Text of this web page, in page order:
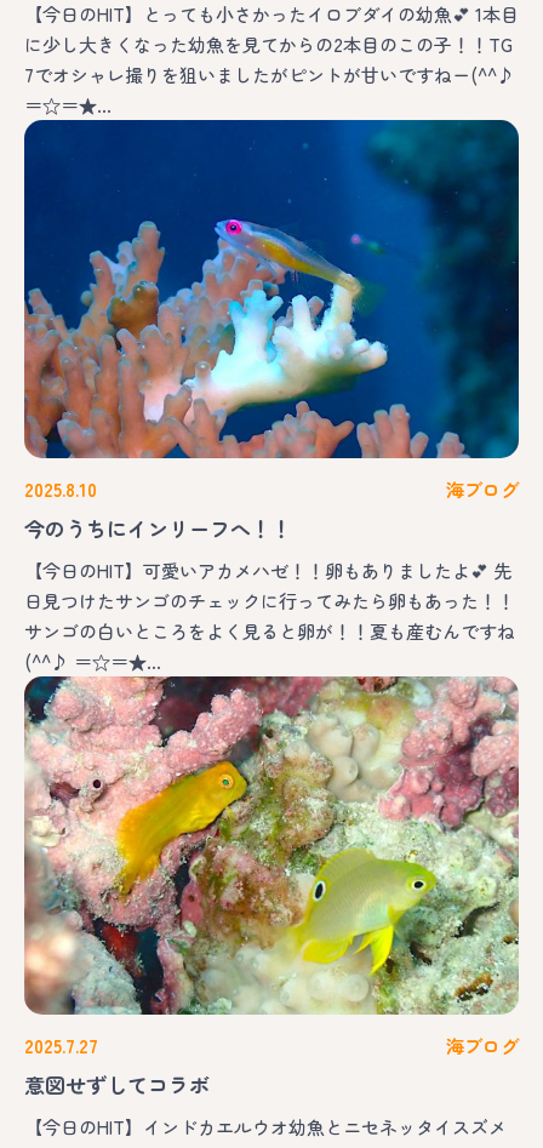
【今日のHIT】とっても小さかったイロブダイの幼魚💕 1本目
に少し大きくなった幼魚を見てからの2本目のこの子！！TG
7でオシャレ撮りを狙いましたがピントが甘いですねー(^^♪
＝☆＝★…
2025.8.10 海ブログ
今のうちにインリーフへ！！
【今日のHIT】可愛いアカメハゼ！！卵もありましたよ💕 先
日見つけたサンゴのチェックに行ってみたら卵もあった！！
サンゴの白いところをよく見ると卵が！！夏も産むんですね
(^^♪ ＝☆＝★…
2025.7.27 海ブログ
意図せずしてコラボ
【今日のHIT】インドカエルウオ幼魚とニセネッタイスズメ